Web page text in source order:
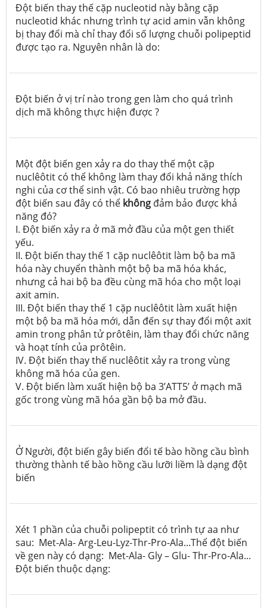
Đột biến thay thế cặp nucleotid này bằng cặp
nucleotid khác nhưng trình tự acid amin vẫn không
bị thay đổi mà chỉ thay đổi số lượng chuỗi polipeptid
được tạo ra. Nguyên nhân là do:
Đột biến ở vị trí nào trong gen làm cho quá trình
dịch mã không thực hiện được ?
Một đột biến gen xảy ra do thay thế một cặp
nuclêôtit có thể không làm thay đổi khả năng thích
nghi của cơ thể sinh vật. Có bao nhiêu trường hợp
đột biến sau đây có thể không đảm bảo được khả
năng đó?
I. Đột biến xảy ra ở mã mở đầu của một gen thiết
yếu.
II. Đột biến thay thế 1 cặp nuclêôtit làm bộ ba mã
hóa này chuyển thành một bộ ba mã hóa khác,
nhưng cả hai bộ ba đều cùng mã hóa cho một loại
axit amin.
III. Đột biến thay thế 1 cặp nuclêôtit làm xuất hiện
một bộ ba mã hóa mới, dẫn đến sự thay đổi một axit
amin trong phân tử prôtêin, làm thay đổi chức năng
và hoạt tính của prôtêin.
IV. Đột biến thay thế nuclêôtit xảy ra trong vùng
không mã hóa của gen.
V. Đột biến làm xuất hiện bộ ba 3’ATT5’ ở mạch mã
gốc trong vùng mã hóa gần bộ ba mở đầu.
Ở Người, đột biến gây biến đổi tế bào hồng cầu bình
thường thành tế bào hồng cầu lưỡi liềm là dạng đột
biến
Xét 1 phần của chuỗi polipeptit có trình tự aa như
sau: Met-Ala- Arg-Leu-Lyz-Thr-Pro-Ala...Thể đột biến
về gen này có dạng: Met-Ala- Gly – Glu- Thr-Pro-Ala...
Đột biến thuộc dạng: